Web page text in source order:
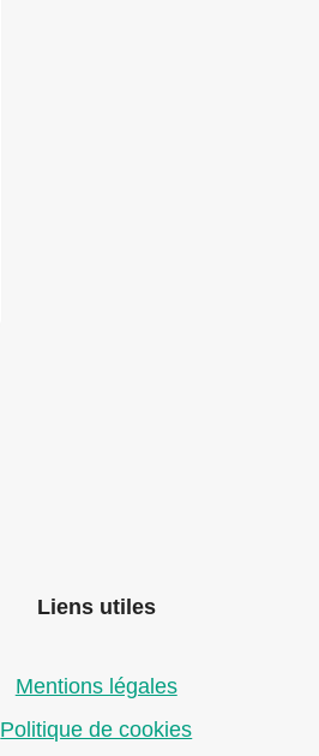
Liens utiles
Mentions légales
Politique de cookies